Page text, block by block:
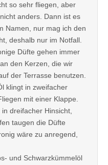
so sehr fliegen, aber
anders. Dann ist es
Namen, nur mag ich den
deshalb nur im Notfall.
Düfte gehen immer
den Kerzen, die wir
der Terrasse benutzen.
klingt in zweifacher
mit einer Klappe.
dreifacher Hinsicht,
taugen die Düfte
wäre zu anregend,
und Schwarzkümmelöl